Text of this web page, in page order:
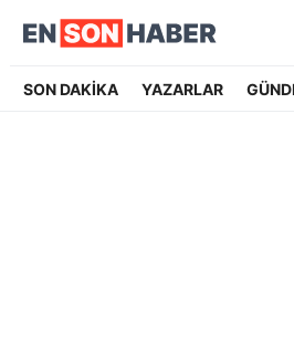
SON DAKİKA YAZARLAR